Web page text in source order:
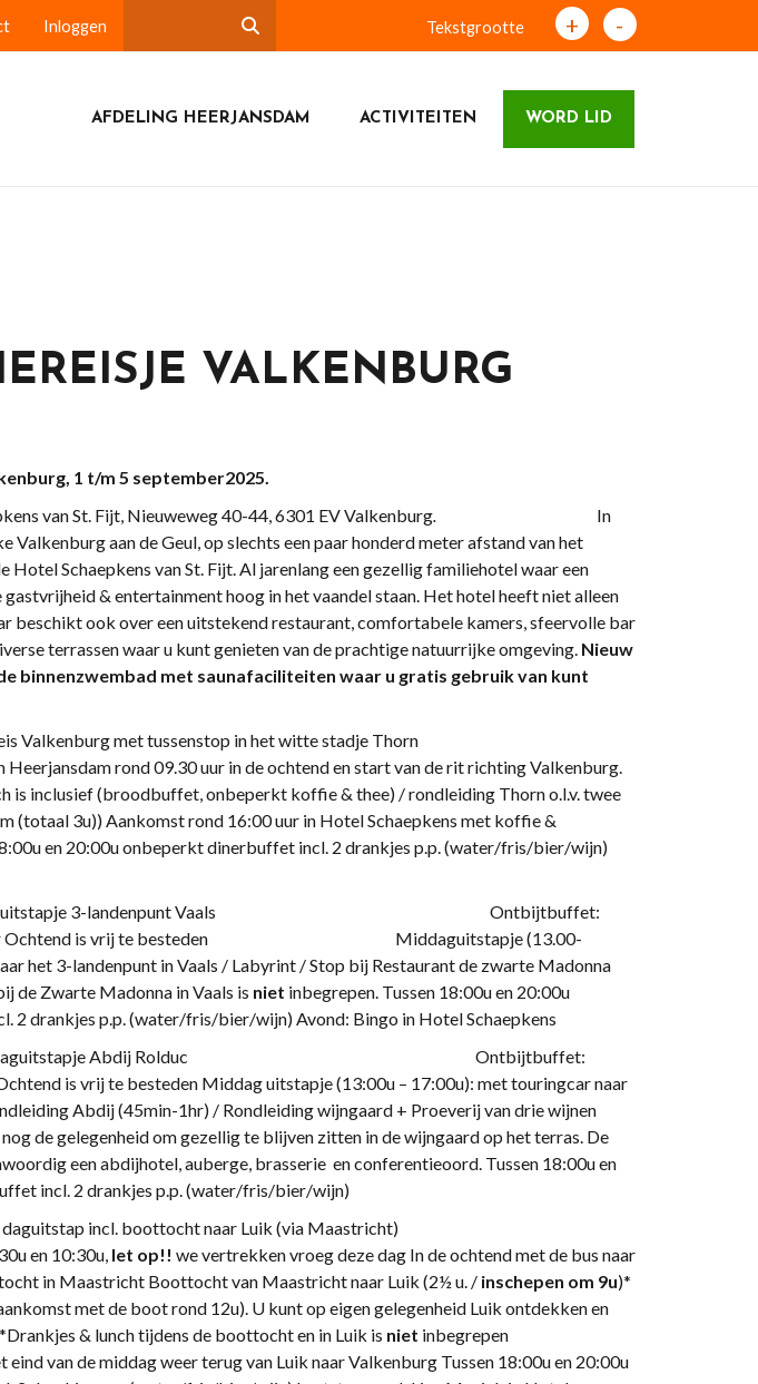
Inloggen Tekstgrootte + -
AFDELING HEERJANSDAM ACTIVITEITEN WORD LID
VALKENBURG
1 t/m 5 september2025.
van St. Fijt, Nieuweweg 40-44, 6301 EV Valkenburg.In
Valkenburg aan de Geul, op slechts een paar honderd meter afstand van het
Hotel Schaepkens van St. Fijt. Al jarenlang een gezellig familiehotel waar een
& entertainment hoog in het vaandel staan. Het hotel heeft niet alleen
beschikt ook over een uitstekend restaurant, comfortabele kamers, sfeervolle bar
terrassen waar u kunt genieten van de prachtige natuurrijke omgeving. Nieuw
binnenzwembad met saunafaciliteiten waar u gratis gebruik van kunt
Valkenburg met tussenstop in het witte stadje Thorn
rond 09.30 uur in de ochtend en start van de rit richting Valkenburg.
is inclusief (broodbuffet, onbeperkt koffie & thee) / rondleiding Thorn o.l.v. twee
(totaal 3u)) Aankomst rond 16:00 uur in Hotel Schaepkens met koffie &
en 20:00u onbeperkt dinerbuffet incl. 2 drankjes p.p. (water/fris/bier/wijn)
3-landenpunt Vaals Ontbijtbuffet:
uur Ochtend is vrij te besteden Middaguitstapje (13.00-
het 3-landenpunt in Vaals / Labyrint / Stop bij Restaurant de zwarte Madonna
de Zwarte Madonna in Vaals is niet inbegrepen. Tussen 18:00u en 20:00u
2 drankjes p.p. (water/fris/bier/wijn) Avond: Bingo in Hotel Schaepkens
/ Middaguitstapje Abdij Rolduc Ontbijtbuffet:
is vrij te besteden Middag uitstapje (13:00u – 17:00u): met touringcar naar
Abdij (45min-1hr) / Rondleiding wijngaard + Proeverij van drie wijnen
de gelegenheid om gezellig te blijven zitten in de wijngaard op het terras. De
een abdijhotel, auberge, brasserie en conferentieoord. Tussen 18:00u en
incl. 2 drankjes p.p. (water/fris/bier/wijn)
daguitstap incl. boottocht naar Luik (via Maastricht)
en 10:30u, let op!! we vertrekken vroeg deze dag In de ochtend met de bus naar
in Maastricht Boottocht van Maastricht naar Luik (2½ u. / inschepen om 9u)*
met de boot rond 12u). U kunt op eigen gelegenheid Luik ontdekken en
lunch tijdens de boottocht en in Luik is niet inbegrepen
van de middag weer terug van Luik naar Valkenburg Tussen 18:00u en 20:00u